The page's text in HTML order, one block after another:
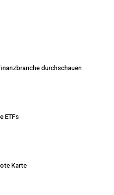
durchschauen
ETFs
Karte